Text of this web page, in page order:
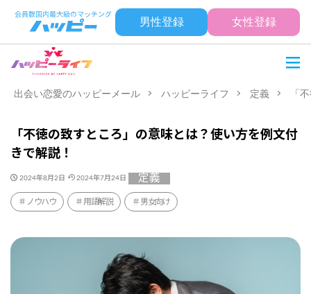
男性登録 女性登録
出会い恋愛のハッピーメール ハッピーライフ 定義 「
「不徳の致すところ」の意味とは？使い方を例文付
きで解説！
2024年8月2日 2024年7月24日 定義
ノウハウ 用語解説 男女向け